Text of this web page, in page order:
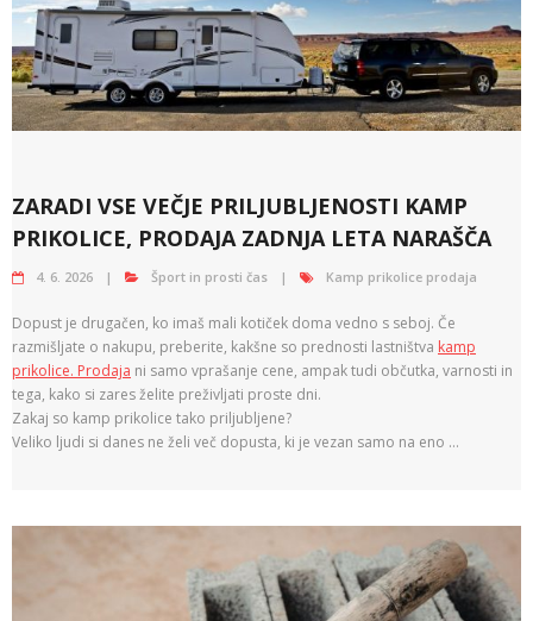
ZARADI VSE VEČJE PRILJUBLJENOSTI KAMP
PRIKOLICE, PRODAJA ZADNJA LETA NARAŠČA
4. 6. 2026 Šport in prosti čas Kamp prikolice prodaja
Dopust je drugačen, ko imaš mali kotiček doma vedno s seboj. Če
razmišljate o nakupu, preberite, kakšne so prednosti lastništva kamp
prikolice. Prodaja ni samo vprašanje cene, ampak tudi občutka, varnosti in
tega, kako si zares želite preživljati proste dni.
Zakaj so kamp prikolice tako priljubljene?
Veliko ljudi si danes ne želi več dopusta, ki je vezan samo na eno …